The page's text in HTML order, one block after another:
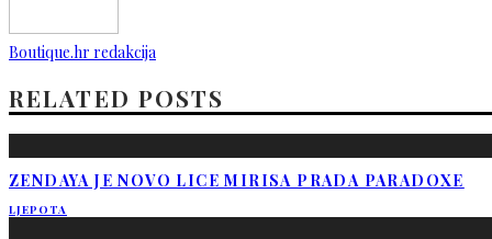
Boutique.hr redakcija
RELATED POSTS
ZENDAYA JE NOVO LICE MIRISA PRADA PARADOXE
LJEPOTA